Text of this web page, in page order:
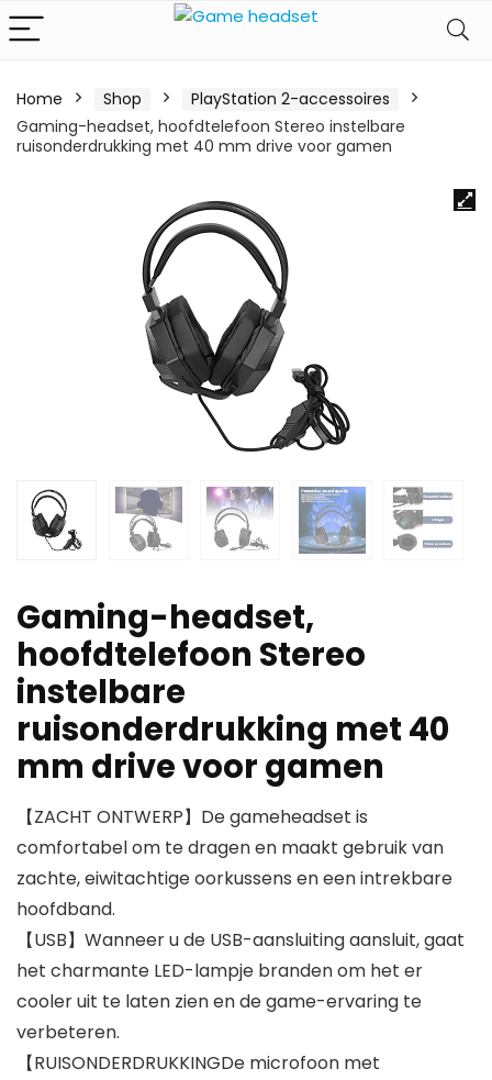
Home Shop
PlayStation 2-accessoires
Gaming-headset, hoofdtelefoon Stereo instelbare
ruisonderdrukking met 40 mm drive voor gamen
Gaming-headset,
hoofdtelefoon Stereo
instelbare
ruisonderdrukking met 40
mm drive voor gamen
【ZACHT ONTWERP】De gameheadset is
comfortabel om te dragen en maakt gebruik van
zachte, eiwitachtige oorkussens en een intrekbare
hoofdband.
【USB】Wanneer u de USB-aansluiting aansluit, gaat
het charmante LED-lampje branden om het er
cooler uit te laten zien en de game-ervaring te
verbeteren.
【RUISONDERDRUKKINGDe microfoon met